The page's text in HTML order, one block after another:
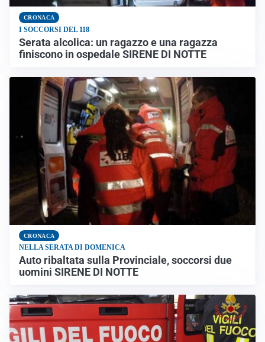
CRONACA
I SOCCORSI DEL 118
Serata alcolica: un ragazzo e una ragazza
finiscono in ospedale SIRENE DI NOTTE
CRONACA
NELLA SERATA DI DOMENICA
Auto ribaltata sulla Provinciale, soccorsi due
uomini SIRENE DI NOTTE